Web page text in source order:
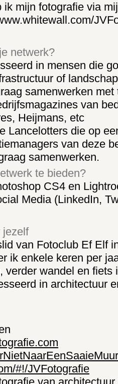
ik mijn fotografie via
netwerk?
in mensen die
of
samenwerken
van
Heijmans, etc
Lancelotters die op
van deze
samenwerken.
te bieden?
CS4 en
Media (LinkedIn,
jezelf
van Fotoclub Ef Elf
ik enkele keren per
verder wandel en fiets
in architectuur
#!/JVFotografie